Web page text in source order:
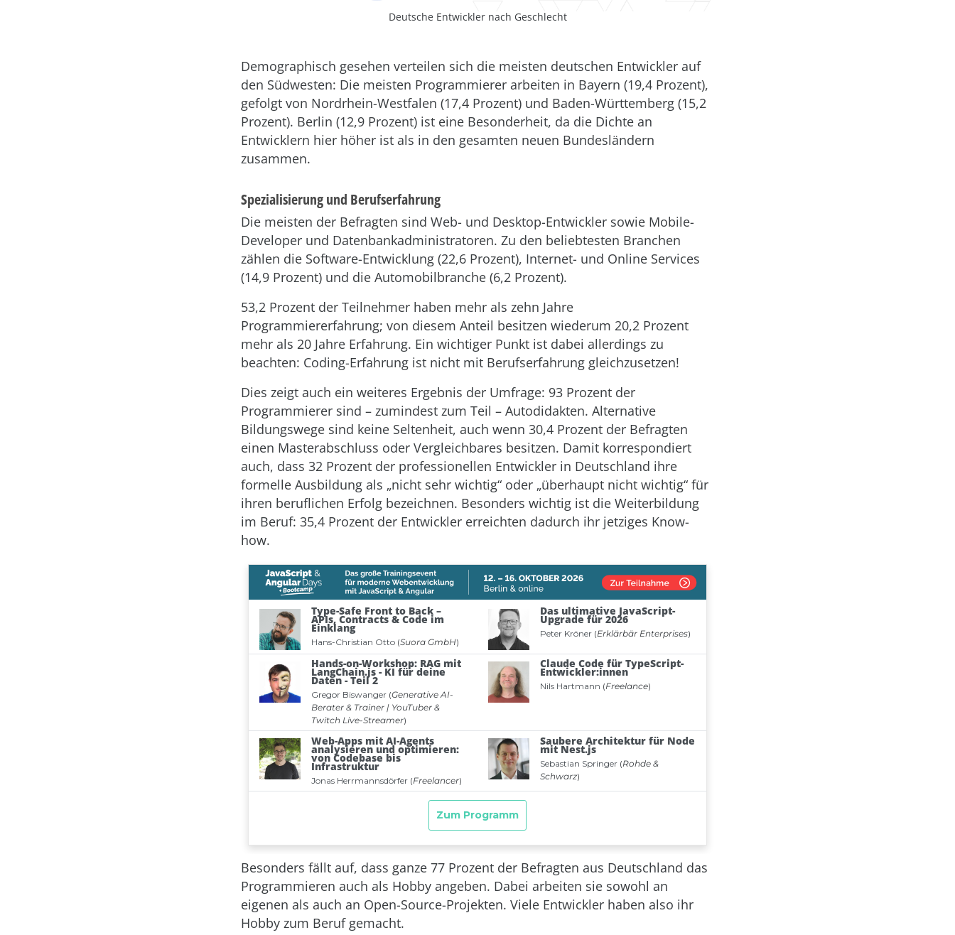
Deutsche Entwickler nach Geschlecht
Demographisch gesehen verteilen sich die meisten deutschen Entwickler auf
den Südwesten: Die meisten Programmierer arbeiten in Bayern (19,4 Prozent),
gefolgt von Nordrhein-Westfalen (17,4 Prozent) und Baden-Württemberg (15,2
Prozent). Berlin (12,9 Prozent) ist eine Besonderheit, da die Dichte an
Entwicklern hier höher ist als in den gesamten neuen Bundesländern
zusammen.
Spezialisierung und Berufserfahrung
Die meisten der Befragten sind Web- und Desktop-Entwickler sowie Mobile-
Developer und Datenbankadministratoren. Zu den beliebtesten Branchen
zählen die Software-Entwicklung (22,6 Prozent), Internet- und Online Services
(14,9 Prozent) und die Automobilbranche (6,2 Prozent).
53,2 Prozent der Teilnehmer haben mehr als zehn Jahre
Programmiererfahrung; von diesem Anteil besitzen wiederum 20,2 Prozent
mehr als 20 Jahre Erfahrung. Ein wichtiger Punkt ist dabei allerdings zu
beachten: Coding-Erfahrung ist nicht mit Berufserfahrung gleichzusetzen!
Dies zeigt auch ein weiteres Ergebnis der Umfrage: 93 Prozent der
Programmierer sind – zumindest zum Teil – Autodidakten. Alternative
Bildungswege sind keine Seltenheit, auch wenn 30,4 Prozent der Befragten
einen Masterabschluss oder Vergleichbares besitzen. Damit korrespondiert
auch, dass 32 Prozent der professionellen Entwickler in Deutschland ihre
formelle Ausbildung als „nicht sehr wichtig“ oder „überhaupt nicht wichtig“ für
ihren beruflichen Erfolg bezeichnen. Besonders wichtig ist die Weiterbildung
im Beruf: 35,4 Prozent der Entwickler erreichten dadurch ihr jetziges Know-
how.
Besonders fällt auf, dass ganze 77 Prozent der Befragten aus Deutschland das
Programmieren auch als Hobby angeben. Dabei arbeiten sie sowohl an
eigenen als auch an Open-Source-Projekten. Viele Entwickler haben also ihr
Hobby zum Beruf gemacht.